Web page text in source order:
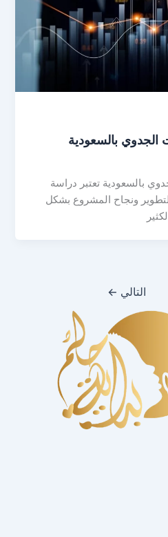
بالسعودية
تعتبر دراسة
ونجاح المشروع بشكل
التالي←